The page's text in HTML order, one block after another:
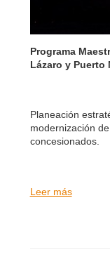
Programa
Lázaro y Puerto
Planeación
modernización
concesionados.
Leer más